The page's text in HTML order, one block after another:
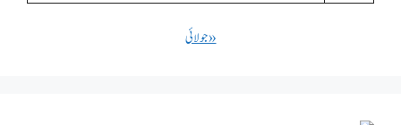
« جولائی